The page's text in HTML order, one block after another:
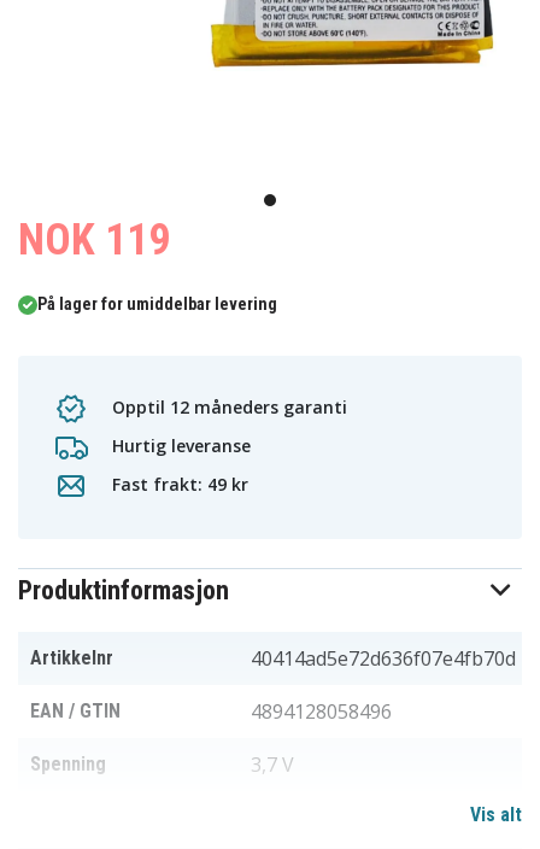
item
of
1
NOK 119
På lager for umiddelbar levering
Opptil 12 måneders garanti
Hurtig leveranse
Fast frakt: 49 kr
Produktinformasjon
Artikkelnr 40414ad5e72d636f07e4fb70d
EAN / GTIN 4894128058496
Spenning 3,7 V
Vis alt